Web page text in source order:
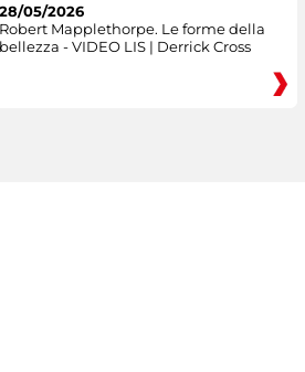
28/05/2026
Robert Mapplethorpe. Le forme della
bellezza - VIDEO LIS | Derrick Cross